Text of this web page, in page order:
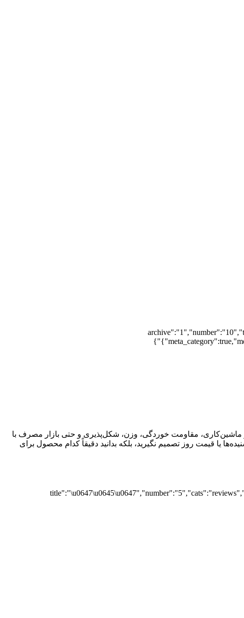
مقاومت خوردگی، وزن، شکل‌پذیری و حتی بازار مصرف با
یا قیمت روز تصمیم نگیرید، بلکه بدانید دقیقاً کدام محصول برای